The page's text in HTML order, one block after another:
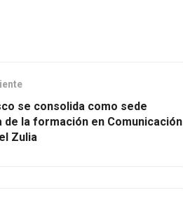
se consolida como sede
la formación en Comunicación
Zulia